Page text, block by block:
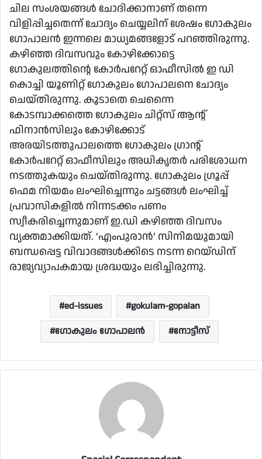
ചില സംശയങ്ങള്‍ ചോദിക്കാനാണ് തന്നെ
വിളിപ്പിച്ചതെന്ന് ചോദ്യം ചെയ്യലിന് ശേഷം ഗോകുലം
ഗോപാലന്‍ ഇന്നലെ മാധ്യമങ്ങളോട് പറഞ്ഞിരുന്നു.
കഴിഞ്ഞ ദിവസവും കോഴിക്കോട്ടെ
ഗോകുലത്തിന്റെ കോര്‍പറേറ്റ് ഓഫീസില്‍ ഇ ഡി
കൊച്ചി യൂണിറ്റ് ഗോകുലം ഗോപാലനെ ചോദ്യം
ചെയ്തിരുന്നു. കൂടാതെ ചെന്നൈ
കോടമ്പാക്കത്തെ ഗോകുലം ചിറ്റ്സ് ആന്റ്
ഫിനാന്‍സിലും കോഴിക്കോട്
അരയിടത്തുപാലത്തെ ഗോകുലം ഗ്രാന്റ്
കോര്‍പറേറ്റ് ഓഫീസിലും അധികൃതര്‍ പരിശോധന
നടത്തുകയും ചെയ്തിരുന്നു. ഗോകുലം ഗ്രൂപ്പ്
ഫെമ നിയമം ലംഘിച്ചെന്നും ചട്ടങ്ങള്‍ ലംഘിച്ച്
പ്രവാസികളില്‍ നിന്നടക്കം പണം
സ്വീകരിച്ചെന്നുമാണ് ഇ.ഡി കഴിഞ്ഞ ദിവസം
വ്യക്തമാക്കിയത്. ‘എംപുരാന്‍’ സിനിമയുമായി
ബന്ധപ്പെട്ട വിവാദങ്ങള്‍ക്കിടെ നടന്ന റെയ്ഡിന്
രാജ്യവ്യാപകമായ ശ്രദ്ധയും ലഭിച്ചിരുന്നു.
ed-issues
gokulam-gopalan
ഗോകുലം ഗോപാലൻ
നോട്ടീസ്